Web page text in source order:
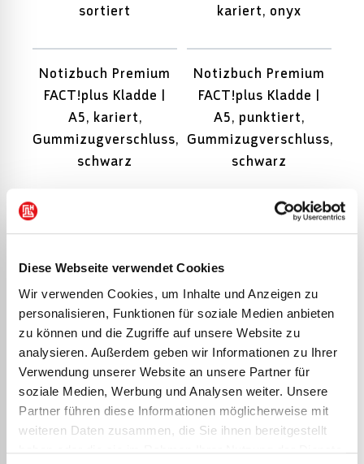
Diese Webseite verwendet Cookies
Wir verwenden Cookies, um Inhalte und Anzeigen zu
personalisieren, Funktionen für soziale Medien anbieten
zu können und die Zugriffe auf unsere Website zu
analysieren. Außerdem geben wir Informationen zu Ihrer
Verwendung unserer Website an unsere Partner für
soziale Medien, Werbung und Analysen weiter. Unsere
Partner führen diese Informationen möglicherweise mit
weiteren Daten zusammen, die Sie ihnen bereitgestellt
sortiert
kariert, onyx
Notizbuch Premium
FACT!plus Kladde |
A5, kariert,
Gummizugverschluss,
schwarz
Notizbuch Premium
FACT!plus Kladde |
A5, punktiert,
Gummizugverschluss,
schwarz
punktiert, schwarz
Notizbuch Premium
Notizbuch Premium
Wire | A5, kariert,
schwarz
Notizbuch Premium
Wire | A5, liniert,
schwarz
Notizbuch Premium
Ordnungsmappe